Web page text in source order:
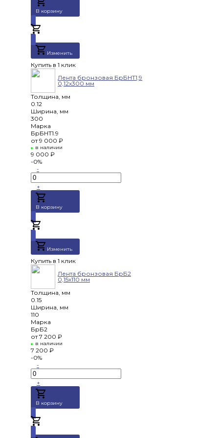
В корзину
Изменить
Купить в 1 клик
Лента бронзовая БрБНТ1,9
0,12х300 мм
Толщина, мм
0.12
Ширина, мм
300
Марка
БрБНТ1.9
от 9 000 ₽
в наличии
9 000 ₽
-0%
-
+
В корзину
Изменить
Купить в 1 клик
Лента бронзовая БрБ2
0,15х110 мм
Толщина, мм
0.15
Ширина, мм
110
Марка
БрБ2
от 7 200 ₽
в наличии
7 200 ₽
-0%
-
+
В корзину